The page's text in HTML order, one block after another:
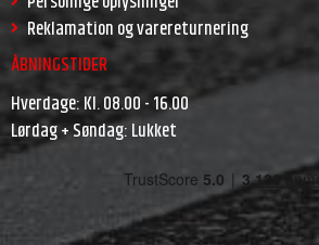
Reklamation og varereturnering
ÅBNINGSTIDER
Hverdage: Kl. 08.00 - 16.00
Lørdag + Søndag: Lukket